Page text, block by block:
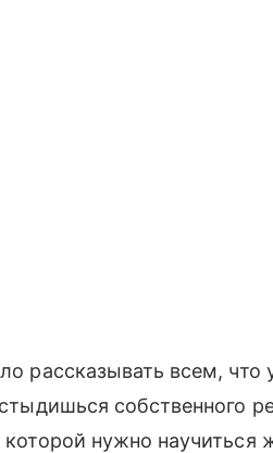
рассказывать всем,
собственного
нужно научиться